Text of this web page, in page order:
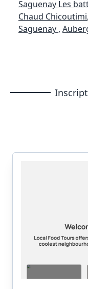
Saguenay Les
Chaud Chicoutimi,
Saguenay ,